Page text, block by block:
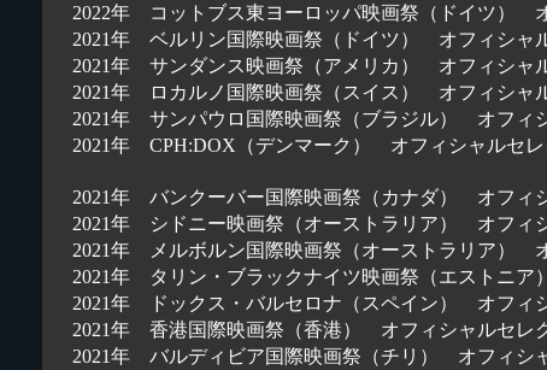
2022年 コットブス東ヨーロッパ映画祭（ドイツ）
2021年 ベルリン国際映画祭（ドイツ） オフィシャ
2021年 サンダンス映画祭（アメリカ） オフィシャ
2021年 ロカルノ国際映画祭（スイス） オフィシャ
2021年 サンパウロ国際映画祭（ブラジル） オフィ
2021年 CPH:DOX（デンマーク） オフィシャルセレ
2021年 バンクーバー国際映画祭（カナダ） オフィ
2021年 シドニー映画祭（オーストラリア） オフィ
2021年 メルボルン国際映画祭（オーストラリア）
2021年 タリン・ブラックナイツ映画祭（エストニ
2021年 ドックス・バルセロナ（スペイン） オフィ
2021年 香港国際映画祭（香港） オフィシャルセレ
2021年 バルディビア国際映画祭（チリ） オフィシ